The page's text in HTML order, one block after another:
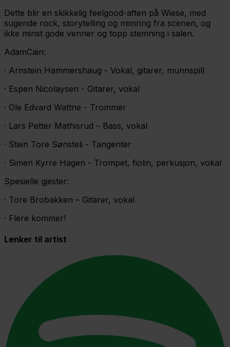
Dette blir en skikkelig feelgood-aften på Wiese, med
sugende rock, storytelling og mimring fra scenen, og
ikke minst gode venner og topp stemning i salen.
AdamCain:
· Arnstein Hammershaug - Vokal, gitarer, munnspill
· Espen Nicolaysen - Gitarer, vokal
· Ole Edvard Wattne - Trommer
· Lars Petter Mathisrud – Bass, vokal
· Stein Tore Sønsteli - Tangenter
· Simen Kyrre Hagen - Trompet, fiolin, perkusjon, vokal
Spesielle gjester:
· Tore Brobakken – Gitarer, vokal
· Flere kommer!
Lenker til artist